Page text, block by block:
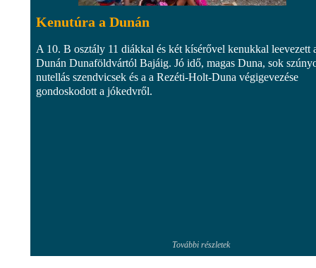
Kenutúra a Dunán
A 10. B osztály 11 diákkal és két kísérővel kenukkal leevezett
Dunán Dunaföldvártól Bajáig. Jó idő, magas Duna, sok
nutellás szendvicsek és a a Rezéti-Holt-Duna végigevezése
gondoskodott a jókedvről.
További részletek